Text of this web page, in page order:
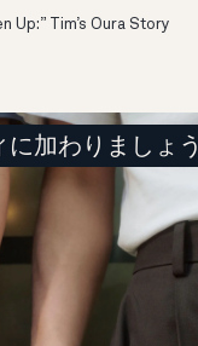
Up:” Tim’s Oura Story
に加わりましょう